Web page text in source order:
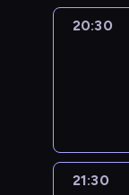
20:30
21:30